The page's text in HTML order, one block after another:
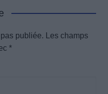
publiée.
Les champs
*